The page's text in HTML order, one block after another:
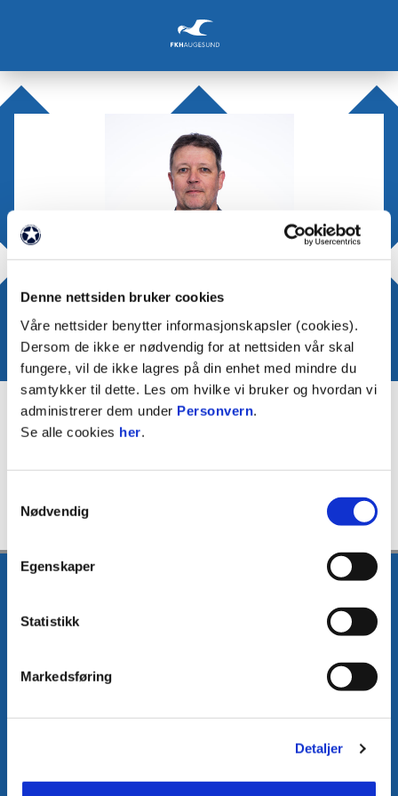
Denne nettsiden bruker cookies
Våre nettsider benytter informasjonskapsler (cookies).
Dersom de ikke er nødvendig for at nettsiden vår skal
fungere, vil de ikke lagres på din enhet med mindre du
samtykker til dette. Les om hvilke vi bruker og hvordan vi
administrerer dem under Personvern.
Se alle cookies her.
Nødvendig
Egenskaper
Statistikk
Markedsføring
Detaljer
Jon Olav Rokstad
E-post:media@fkh.no +47 41 00 00 55
Facebook Instagram Twitter